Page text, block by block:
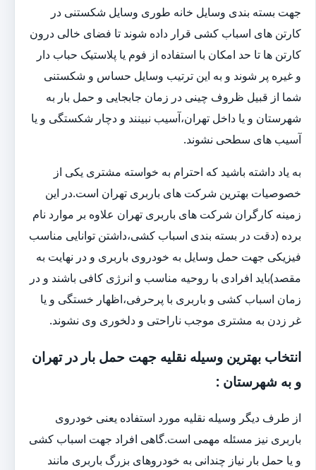
جهت بسته بندی وسایل خانه طوری وسایل شکستنی در
کارتن های اسباب کشی قرار داده شوند تا فضای خالی درون
کارتن ها تا حد امکان با استفاده از فوم یا پلاستیک حباب دار
و غیره پر شوند و به این ترتیب وسایل حساس و شکستنی
شما از قبیل ظروف چینی در زمان جابجایی و حمل بار به
شهرستان و یا داخل تهران،آسیب نبینند و دچار شکستگی و یا
آسیب های سطحی نشوند.
به یاد داشته باشید که احترام به خواسته مشتری یکی از
خصوصیات بهترین شرکت های باربری تهران است.در این
زمینه کارگران شرکت های باربری تهران علاوه بر موارد نام
برده (دقت در بسته بندی اسباب کشی،داشتن توانایی مناسب
فیزیکی جهت حمل وسایل به خودروی باربری و در نهایت به
مقصد)باید افرادی با روحیه مناسب و انرژی کافی باشند و در
زمان اسباب کشی و باربری با پرحرفی،اظهار خستگی و یا
غر زدن به مشتری موجب ناراحتی و دلخوری وی نشوند.
انتخاب بهترین وسیله نقلیه جهت حمل بار در تهران
و به شهرستان :
از طرف دیگر وسیله نقلیه مورد استفاده یعنی خودروی
باربری نیز مسئله مهمی است.گاهی افراد جهت اسباب کشی
و یا حمل بار نیاز چندانی به خودروهای بزرگ باربری مانند